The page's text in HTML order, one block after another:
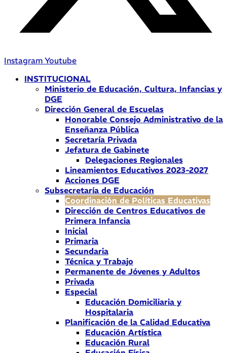
Instagram Youtube
INSTITUCIONAL
Ministerio de Educación, Cultura, Infancias y
DGE
Dirección General de Escuelas
Honorable Consejo Administrativo de la
Enseñanza Pública
Secretaría Privada
Jefatura de Gabinete
Delegaciones Regionales
Lineamientos Educativos 2023-2027
Acciones DGE
Subsecretaría de Educación
Coordinación de Políticas Educativas
Dirección de Centros Educativos de
Primera Infancia
Inicial
Primaria
Secundaria
Técnica y Trabajo
Permanente de Jóvenes y Adultos
Privada
Especial
Educación Domiciliaria y
Hospitalaria
Planificación de la Calidad Educativa
Educación Artística
Educación Rural